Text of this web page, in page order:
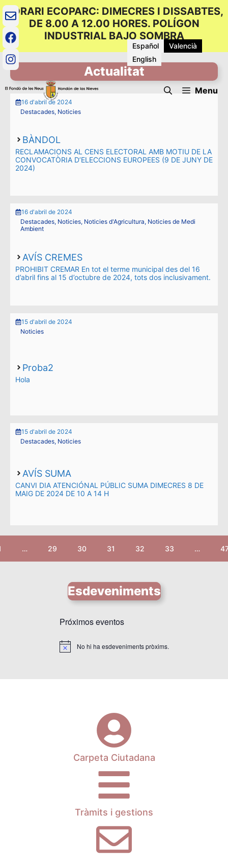
Vés
contingut
Español
Valencià
English
Menu
HORARI ECOPARC: DIMECRES I DISSABTES,
DE 8.00 A 12.00 HORES. POLÍGON
INDUSTRIAL BAJO SOMBRA
Actualitat
16 d'abril de 2024
Destacades, Noticies
BÀNDOL
RECLAMACIONS AL CENS ELECTORAL AMB MOTIU DE LA
CONVOCATÒRIA D’ELECCIONS EUROPEES (9 DE JUNY DE
2024)
16 d'abril de 2024
Destacades, Noticies, Noticies d'Agricultura, Noticies de Medi
Ambient
AVÍS CREMES
PROHIBIT CREMAR En tot el terme municipal des del 16
d’abril fins al 15 d’octubre de 2024, tots dos inclusivament.
15 d'abril de 2024
Noticies
Proba2
Hola
15 d'abril de 2024
Destacades, Noticies
AVÍS SUMA
CANVI DIA ATENCIÓNAL PÚBLIC SUMA DIMECRES 8 DE
MAIG DE 2024 DE 10 A 14 H
… 29 30 31 32 33 …
Esdeveniments
Próximos eventos
No hi ha esdeveniments pròxims.
Carpeta Ciutadana
Tràmits i gestions